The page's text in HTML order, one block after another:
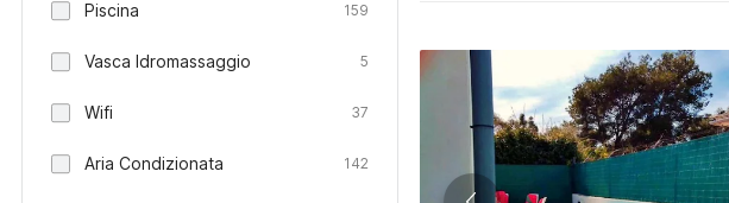
Piscina 159
Vasca Idromassaggio 5
Wifi 37
Aria Condizionata 142